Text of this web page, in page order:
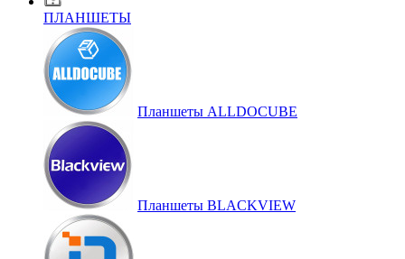
ПЛАНШЕТЫ
Планшеты ALLDOCUBE
Планшеты BLACKVIEW